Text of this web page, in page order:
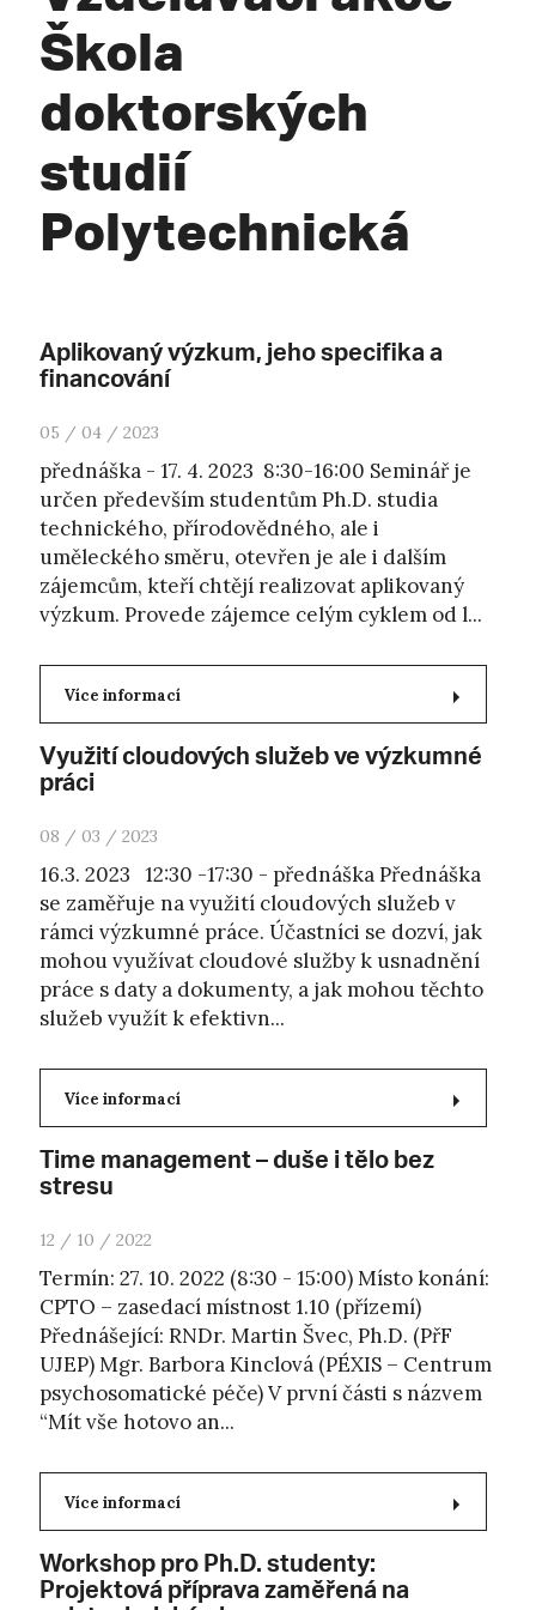
Škola
doktorských
studií
Polytechnická
Aplikovaný výzkum, jeho specifika a
financování
05 / 04 / 2023
přednáška - 17. 4. 2023 8:30-16:00 Seminář je
určen především studentům Ph.D. studia
technického, přírodovědného, ale i
uměleckého směru, otevřen je ale i dalším
zájemcům, kteří chtějí realizovat aplikovaný
výzkum. Provede zájemce celým cyklem od l...
Více informací
Využití cloudových služeb ve výzkumné
práci
08 / 03 / 2023
16.3. 2023 12:30 -17:30 - přednáška Přednáška
se zaměřuje na využití cloudových služeb v
rámci výzkumné práce. Účastníci se dozví, jak
mohou využívat cloudové služby k usnadnění
práce s daty a dokumenty, a jak mohou těchto
služeb využít k efektivn...
Více informací
Time management – duše i tělo bez
stresu
12 / 10 / 2022
Termín: 27. 10. 2022 (8:30 - 15:00) Místo konání:
CPTO – zasedací místnost 1.10 (přízemí)
Přednášející: RNDr. Martin Švec, Ph.D. (PřF
UJEP) Mgr. Barbora Kinclová (PÉXIS – Centrum
psychosomatické péče) V první části s názvem
“Mít vše hotovo an...
Více informací
Workshop pro Ph.D. studenty:
Projektová příprava zaměřená na